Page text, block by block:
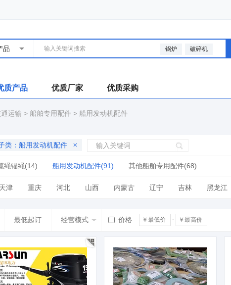
品 锅炉 破碎机
质产品 优质厂家 优质采购
运输 > 船舶专用配件 > 船用发动机配件
类：船用发动机配件
绳锚绳(14) 船用发动机配件(91) 其他船舶专用配件(68)
天津 重庆 河北 山西 内蒙古 辽宁 吉林 黑龙江
最低起订 经营模式 价格 -